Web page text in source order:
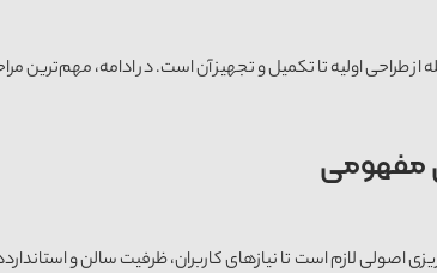
طراحی اولیه تا تکمیل و تجهیز آن است. در ادامه، مهم‌ترین
اصولی لازم است تا نیازهای کاربران، ظرفیت سالن و